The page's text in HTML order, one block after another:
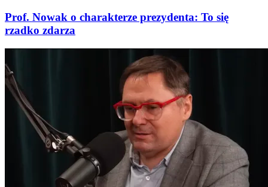
Prof. Nowak o charakterze prezydenta: To się
rzadko zdarza